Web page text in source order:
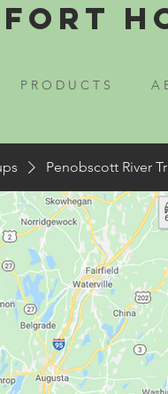
Fort
P R O D U C T S A
Penobscott River